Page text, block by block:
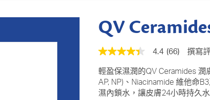
QV
平
評
級
為
4.4
4.4 (66)
撰寫
輕盈保濕潤的QV Ceramides 潤
AP, NP)、Niacinamide 維他命
濕內鎖水，讓皮膚24小時持久